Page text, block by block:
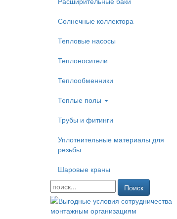
Солнечные коллектора
Тепловые насосы
Теплоносители
Теплообменники
Теплые полы
Трубы и фитинги
Уплотнительные материалы для
резьбы
Шаровые краны
Поиск